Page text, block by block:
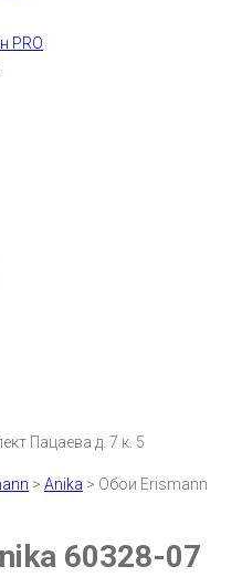
PRO
Пацаева д. 7 к. 5
> Anika > Обои Erismann
60328-07